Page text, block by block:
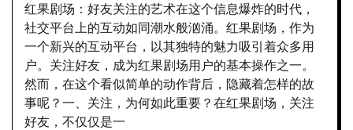
红果剧场：好友关注的艺术在这个信息爆炸的时代，
社交平台上的互动如同潮水般汹涌。红果剧场，作为
一个新兴的互动平台，以其独特的魅力吸引着众多用
户。关注好友，成为红果剧场用户的基本操作之一。
然而，在这个看似简单的动作背后，隐藏着怎样的故
事呢？一、关注，为何如此重要？在红果剧场，关注
好友，不仅仅是一